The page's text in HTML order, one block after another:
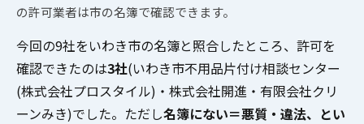
の許可業者は市の名簿で確認できます。
今回の9社をいわき市の名簿と照合したところ、許可を
確認できたのは3社(いわき市不用品片付け相談センター
(株式会社プロスタイル)・株式会社開進・有限会社クリ
ーンみき)でした。ただし名簿にない＝悪質・違法、とい